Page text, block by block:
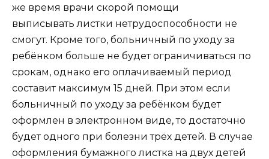
же время врачи скорой помощи
выписывать листки нетрудоспособности не
смогут. Кроме того, больничный по уходу за
ребёнком больше не будет ограничиваться по
срокам, однако его оплачиваемый период
составит максимум 15 дней. При этом если
больничный по уходу за ребёнком будет
оформлен в электронном виде, то достаточно
будет одного при болезни трёх детей. В случае
оформления бумажного листка на двух детей